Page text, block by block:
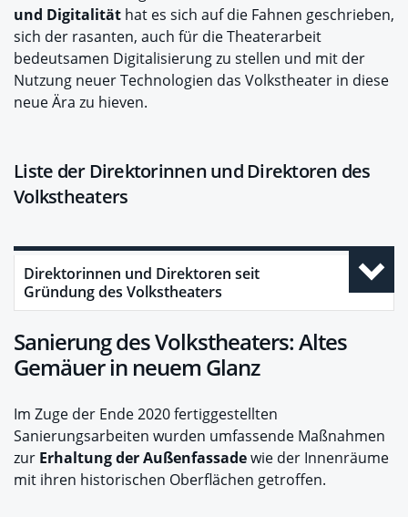
und Digitalität hat es sich auf die Fahnen geschrieben,
sich der rasanten, auch für die Theaterarbeit
bedeutsamen Digitalisierung zu stellen und mit der
Nutzung neuer Technologien das Volkstheater in diese
neue Ära zu hieven.
Liste der Direktorinnen und Direktoren des
Volkstheaters
Direktorinnen und Direktoren seit
Gründung des Volkstheaters
Sanierung des Volkstheaters: Altes
Gemäuer in neuem Glanz
Im Zuge der Ende 2020 fertiggestellten
Sanierungsarbeiten wurden umfassende Maßnahmen
zur Erhaltung der Außenfassadewie der Innenräume
mit ihren historischen Oberflächen getroffen.